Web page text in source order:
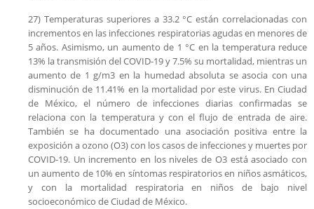
27) Temperaturas superiores a 33.2 °C están correlacionadas con
incrementos en las infecciones respiratorias agudas en menores de
5 años. Asimismo, un aumento de 1 °C en la temperatura reduce
13% la transmisión del COVID-19 y 7.5% su mortalidad, mientras un
aumento de 1 g/m3 en la humedad absoluta se asocia con una
disminución de 11.41% en la mortalidad por este virus. En Ciudad
de México, el número de infecciones diarias confirmadas se
relaciona con la temperatura y con el flujo de entrada de aire.
También se ha documentado una asociación positiva entre la
exposición a ozono (O3) con los casos de infecciones y muertes por
COVID-19. Un incremento en los niveles de O3 está asociado con
un aumento de 10% en síntomas respiratorios en niños asmáticos,
y con la mortalidad respiratoria en niños de bajo nivel
socioeconómico de Ciudad de México.